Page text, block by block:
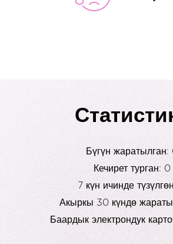
Бүгүн жаратылган:
Кечирет турган: 0
7 күн ичинде
Акыркы 30 күндө
Баардык электрондук